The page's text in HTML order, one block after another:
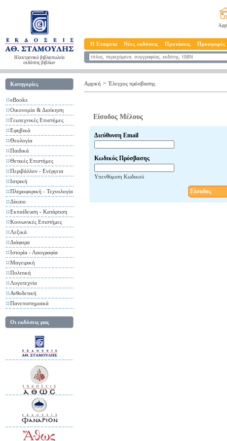
Ηλεκτρονικό βιβλιοπωλείο
εκδόσεις βιβλίων
Η Εταιρεία Νέες εκδόσεις Προτάσεις Προσφορές
Κατηγορίες
eBooks
Οικονομία & Διοίκηση
Γεωτεχνικές Επιστήμες
Εφηβικά
Θεολογία
Παιδικά
Θετικές Επιστήμες
Περιβάλλον - Ενέργεια
Ιατρική
Πληροφορική - Τεχνολογία
Δίκαιο
Εκπαίδευση - Κατάρτιση
Κοινωνικές Επιστήμες
Λεξικά
Διάφορα
Ιστορία - Λαογραφία
Μαγειρική
Πολιτική
Λογοτεχνία
Ανθοδετική
Πανεπιστημιακά
Οι εκδόσεις μας
Αρχική > Έλεγχος πρόσβασης
Είσοδος Μέλους
Διεύθυνση Email
Κωδικός Πρόσβασης
Υπενθύμιση Κωδικού
Είσοδος